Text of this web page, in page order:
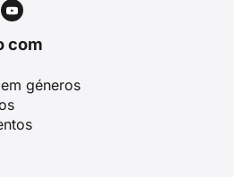
com
géneros